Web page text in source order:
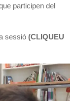
participen del
sessió (CLIQUEU